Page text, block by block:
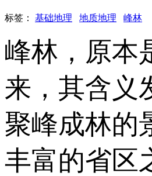
标签： 基础地理 地质地理 峰林
峰林，原本
来，其含义
聚峰成林的
丰富的省区